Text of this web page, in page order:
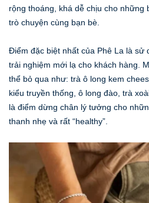
rộng thoáng, khá dễ chịu cho những
trò chuyện cùng bạn bè.
Điểm đặc biệt nhất của Phê La là sử
trải nghiệm mới lạ cho khách hàng.
thể bỏ qua như: trà ô long kem
kiểu truyền thống, ô long đào, trà
là điểm dừng chân lý tưởng cho
thanh nhẹ và rất “healthy”.